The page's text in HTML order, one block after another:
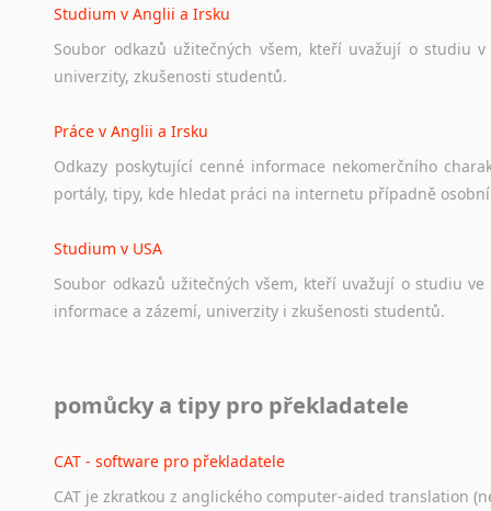
Studium v Anglii a Irsku
Soubor odkazů užitečných všem, kteří uvažují o studiu v
univerzity, zkušenosti studentů.
Práce v Anglii a Irsku
Odkazy poskytující cenné informace nekomerčního
portály, tipy, kde hledat práci na internetu případně osobní
Studium v USA
Soubor odkazů užitečných všem, kteří uvažují o studiu ve
informace a zázemí, univerzity i zkušenosti studentů.
Odkazy poskytující cenné informace nekomerčního
Studium v Austrálii
pomůcky a tipy pro překladatele
CAT - software pro překladatele
CAT je zkratkou z anglického computer-aided translation